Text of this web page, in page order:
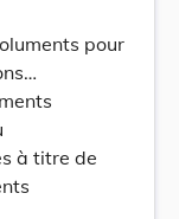
pour
à titre de